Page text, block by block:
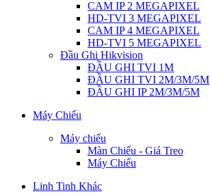
CAM IP 2 MEGAPIXEL
HD-TVI 3 MEGAPIXEL
CAM IP 4 MEGAPIXEL
HD-TVI 5 MEGAPIXEL
Đầu Ghi Hikvision
ĐẦU GHI TVI 1M
ĐẦU GHI TVI 2M/3M/5M
ĐẦU GHI IP 2M/3M/5M
Máy Chiếu
Máy chiếu
Màn Chiếu - Giá Treo
Máy Chiếu
Linh Tinh Khác